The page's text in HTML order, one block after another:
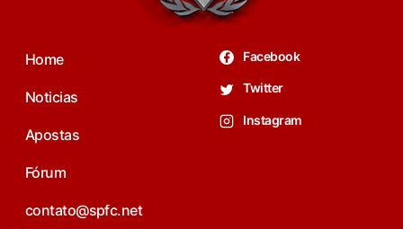
Home
Noticias
Apostas
Fórum
contato@spfc.net
Facebook
Twitter
Instagram